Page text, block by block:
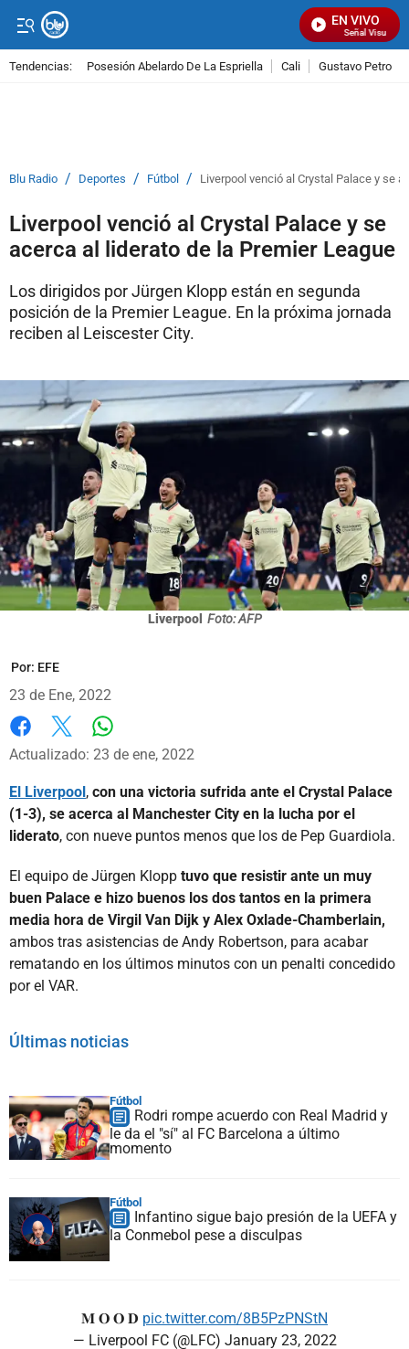
EN VIVO
Señal Visual
Tendencias: Posesión Abelardo De La Espriella Cali Gustavo Petro
Blu Radio / Deportes / Fútbol / Liverpool venció al Crystal Palace y se
Liverpool venció al Crystal Palace y se
acerca al liderato de la Premier League
Los dirigidos por Jürgen Klopp están en segunda
posición de la Premier League. En la próxima jornada
reciben al Leiscester City.
Liverpool Foto: AFP
Por: EFE
23 de Ene, 2022
Facebook
X
Actualizado: 23 de ene, 2022
El Liverpool, con una victoria sufrida ante el Crystal Palace
(1-3), se acerca al Manchester City en la lucha por el
liderato, con nueve puntos menos que los de Pep Guardiola.
El equipo de Jürgen Klopp tuvo que resistir ante un muy
buen Palace e hizo buenos los dos tantos en la primera
media hora de Virgil Van Dijk y Alex Oxlade-Chamberlain,
ambos tras asistencias de Andy Robertson, para acabar
rematando en los últimos minutos con un penalti concedido
por el VAR.
Últimas noticias
Fútbol
Rodri rompe acuerdo con Real Madrid y
le da el "sí" al FC Barcelona a último
momento
Fútbol
Infantino sigue bajo presión de la UEFA y
la Conmebol pese a disculpas
𝐌 𝐎 𝐎 𝐃 pic.twitter.com/8B5PzPNStN
— Liverpool FC (@LFC) January 23, 2022